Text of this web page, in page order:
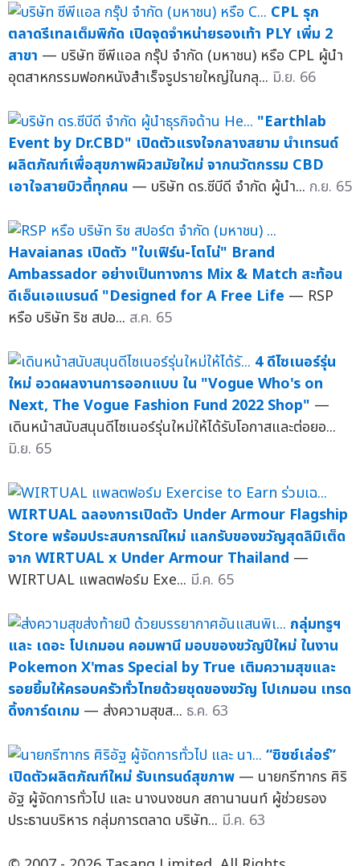
CPL รุก
ตลาดรีเทลเต็มพิกัด เปิดจุดจำหน่ายรองเท้า PLY เพิ่ม 2
สาขา — บริษัท ซีพีแอล กรุ๊ป จำกัด (มหาชน) หรือ CPL ผู้นำ
อุตสาหกรรมฟอกหนังสำเร็จรูปรายใหญ่ในกลุ... มิ.ย. 66
"Earthlab
Event by Dr.CBD" เปิดตัวแรงใจกลางสยาม นำเทรนด์
ผลิตภัณฑ์เพื่อสุขภาพผิวสมัยใหม่ จากนวัตกรรม CBD
เอาใจสายบิวตี้ทุกคน — บริษัท ดร.ซีบีดี จำกัด ผู้นำ... ก.ย. 65
Havaianas เปิดตัว "ใบเฟิร์น-โตโน่" Brand
Ambassador อย่างเป็นทางการ Mix & Match สะท้อน
ดีเอ็นเอแบรนด์ "Designed for A Free Life — RSP
หรือ บริษัท ริช สปอ... ส.ค. 65
4 ดีไซเนอร์รุ่น
ใหม่ อวดผลงานการออกแบบ ใน "Vogue Who's on
Next, The Vogue Fashion Fund 2022 Shop" —
เดินหน้าสนับสนุนดีไซเนอร์รุ่นใหม่ให้ได้รับโอกาสและต่อยอ...
มิ.ย. 65
WIRTUAL ฉลองการเปิดตัว Under Armour Flagship
Store พร้อมประสบการณ์ใหม่ แลกรับของขวัญสุดลิมิเต็ด
จาก WIRTUAL x Under Armour Thailand —
WIRTUAL แพลตฟอร์ม Exe... มี.ค. 65
กลุ่มทรูฯ
และ เดอะ โปเกมอน คอมพานี มอบของขวัญปีใหม่ ในงาน
Pokemon X'mas Special by True เติมความสุขและ
รอยยิ้มให้ครอบครัวทั่วไทยด้วยชุดของขวัญ โปเกมอน เทรด
ดิ้งการ์ดเกม — ส่งความสุขส... ธ.ค. 63
“ซิซซ์เล่อร์”
เปิดตัวผลิตภัณฑ์ใหม่ รับเทรนด์สุขภาพ — นายกรีฑากร ศิริ
อัฐ ผู้จัดการทั่วไป และ นางนงชนก สถานานนท์ ผู้ช่วยรอง
ประธานบริหาร กลุ่มการตลาด บริษัท... มี.ค. 63